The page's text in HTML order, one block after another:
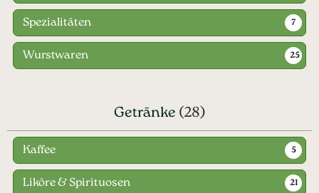
Spezialitäten 7
Wurstwaren 25
Getränke (28)
Kaffee 5
Liköre & Spirituosen 21